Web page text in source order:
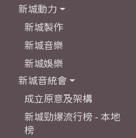
新城動力
新城製作
新城音樂
新城娛樂
新城音統會
成立原意及架構
新城勁爆流行榜 - 本地
榜